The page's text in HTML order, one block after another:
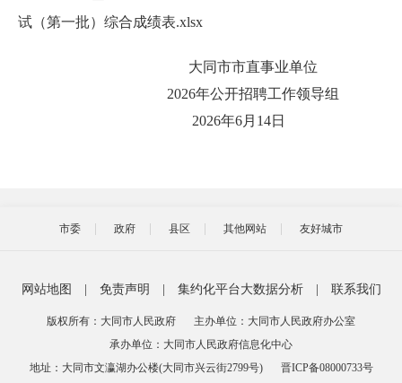
试（第一批）综合成绩表.xlsx
大同市市直事业单位
2026年公开招聘工作领导组
‎2026‎年‎6‎月‎14‎日
市委 政府 县区 其他网站 友好城市
网站地图 免责声明 集约化平台大数据分析 联系我们
版权所有：大同市人民政府
主办单位：大同市人民政府办公室
承办单位：大同市人民政府信息化中心
地址：大同市文瀛湖办公楼(大同市兴云街2799号)
晋ICP备08000733号